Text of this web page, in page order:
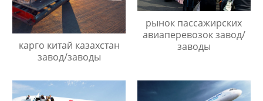
карго китай казахстан
завод/заводы
рынок пассажирских
авиаперевозок завод/
заводы